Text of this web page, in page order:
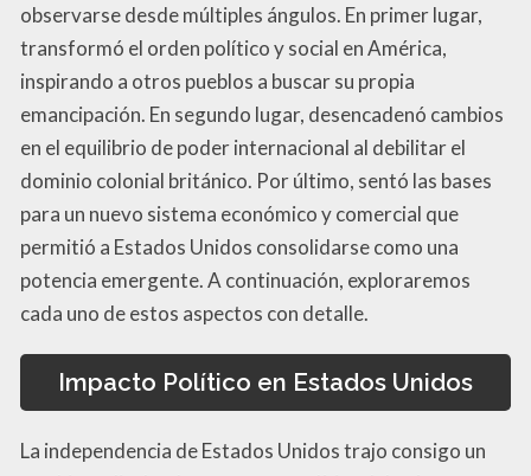
observarse desde múltiples ángulos. En primer lugar,
transformó el orden político y social en América,
inspirando a otros pueblos a buscar su propia
emancipación. En segundo lugar, desencadenó cambios
en el equilibrio de poder internacional al debilitar el
dominio colonial británico. Por último, sentó las bases
para un nuevo sistema económico y comercial que
permitió a Estados Unidos consolidarse como una
potencia emergente. A continuación, exploraremos
cada uno de estos aspectos con detalle.
Impacto Político en Estados Unidos
La independencia de Estados Unidos trajo consigo un